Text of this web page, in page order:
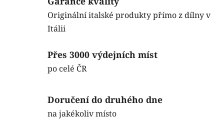
Originální italské produkty přímo z dílny v
Itálii
Přes 3000 výdejních míst
po celé ČR
Doručení do druhého dne
na jakékoliv místo